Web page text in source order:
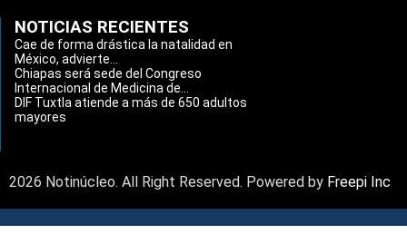
NOTICIAS RECIENTES
Cae de forma drástica la natalidad en
México, advierte...
Chiapas será sede del Congreso
Internacional de Medicina de...
DIF Tuxtla atiende a más de 650 adultos
mayores
2026 Notinúcleo. All Right Reserved. Powered by Freepi Inc